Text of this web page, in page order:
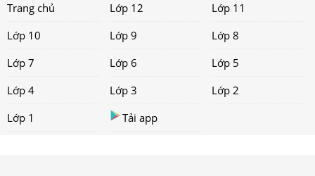
Trang chủ Lớp 12
Lớp 11
Lớp 10
Lớp 9
Lớp 8
Lớp 7
Lớp 6
Lớp 5
Lớp 4
Lớp 3
Lớp 2
Lớp 1
Tải app